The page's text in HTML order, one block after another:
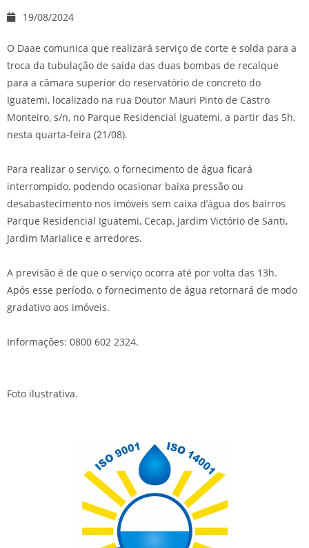
19/08/2024
O Daae comunica que realizará serviço de corte e solda para a
troca da tubulação de saída das duas bombas de recalque
para a câmara superior do reservatório de concreto do
Iguatemi, localizado na rua Doutor Mauri Pinto de Castro
Monteiro, s/n, no Parque Residencial Iguatemi, a partir das 5h,
nesta quarta-feira (21/08).
Para realizar o serviço, o fornecimento de água ficará
interrompido, podendo ocasionar baixa pressão ou
desabastecimento nos imóveis sem caixa d’água dos bairros
Parque Residencial Iguatemi, Cecap, Jardim Victório de Santi,
Jardim Marialice e arredores.
A previsão é de que o serviço ocorra até por volta das 13h.
Após esse período, o fornecimento de água retornará de modo
gradativo aos imóveis.
Informações: 0800 602 2324.
Foto ilustrativa.